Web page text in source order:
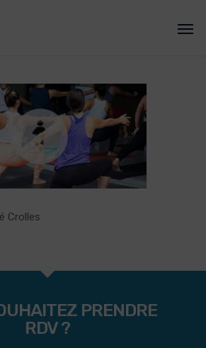
Crolles
PRENDRE
RDV ?